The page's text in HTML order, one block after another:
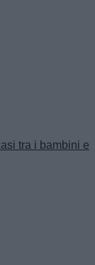
tra i bambini e